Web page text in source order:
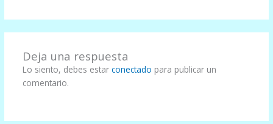
Deja una respuesta
Lo siento, debes estar conectado para publicar un
comentario.